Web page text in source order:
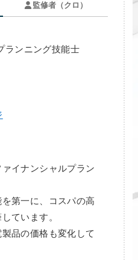
監修者（クロ）
ランニング技能士
イナンシャルプラン
第一に、コスパの高
ています。
品の価格も変化して